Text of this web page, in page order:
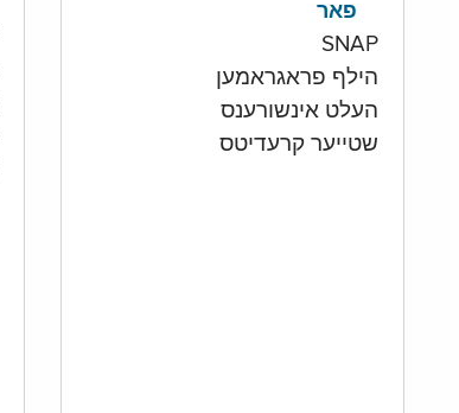
פאר
SNAP
הילף פראגראמען
העלט אינשורענס
שטייער קרעדיטס